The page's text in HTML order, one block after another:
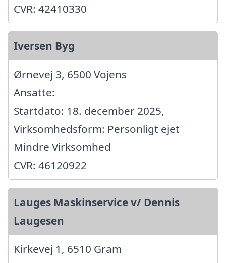
CVR: 42410330
Iversen Byg
Ørnevej 3, 6500 Vojens
Ansatte:
Startdato: 18. december 2025,
Virksomhedsform: Personligt ejet
Mindre Virksomhed
CVR: 46120922
Lauges Maskinservice v/ Dennis
Laugesen
Kirkevej 1, 6510 Gram